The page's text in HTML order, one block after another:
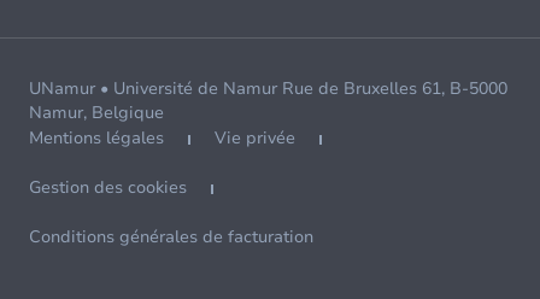
UNamur • Université de Namur Rue de Bruxelles 61, B-5000
Namur, Belgique
Mentions légales
Vie privée
Gestion des cookies
Conditions générales de facturation